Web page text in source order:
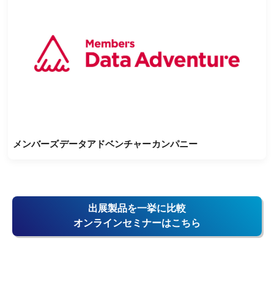
メンバーズデータアドベンチャーカンパニー
出展製品を一挙に比較
オンラインセミナーはこちら